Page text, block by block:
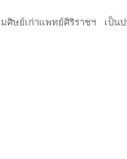
ษย์เก่าแพทย์ศิริราชฯ เป็นป